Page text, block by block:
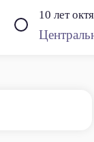
10 лет